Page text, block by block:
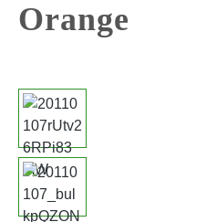
Orange
Bildergalerie überspringen